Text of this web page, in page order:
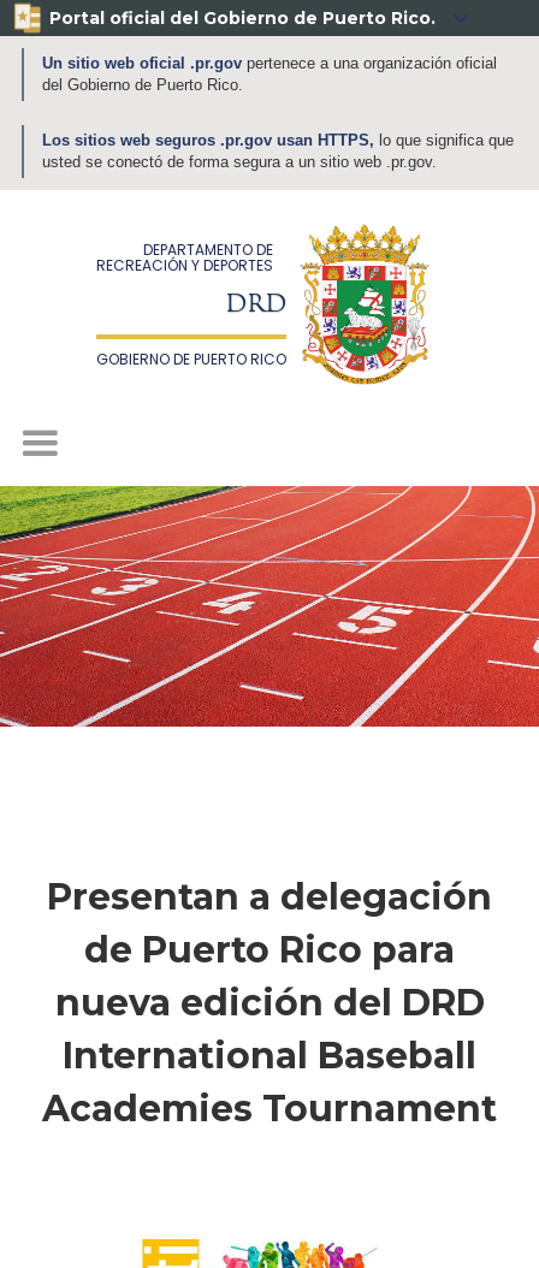
Portal oficial del Gobierno de Puerto Rico. 
Un sitio web oficial .pr.govpertenece a una organización oficial
del Gobierno de Puerto Rico.
Los sitios web seguros .pr.gov usan HTTPS, lo que significa que
usted se conectó de forma segura a un sitio web .pr.gov.
DEPARTAMENTO DE
RECREACIÓN Y DEPORTES
DRD
GOBIERNO DE PUERTO RICO
Presentan a delegación
de Puerto Rico para
nueva edición del DRD
International Baseball
Academies Tournament